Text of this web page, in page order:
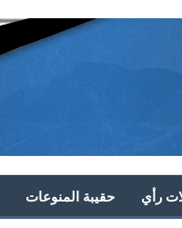
رأي حقيبة المنوعات